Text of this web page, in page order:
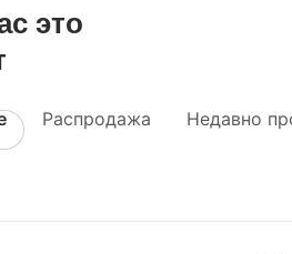
это
Распродажа Недавно